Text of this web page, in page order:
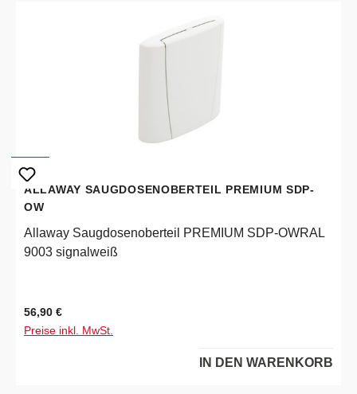
ALLAWAY SAUGDOSENOBERTEIL PREMIUM SDP-
OW
Allaway Saugdosenoberteil PREMIUM SDP-OWRAL
9003 signalweiß
Regulärer Preis:
56,90 €
Preise inkl. MwSt.
IN DEN WARENKORB